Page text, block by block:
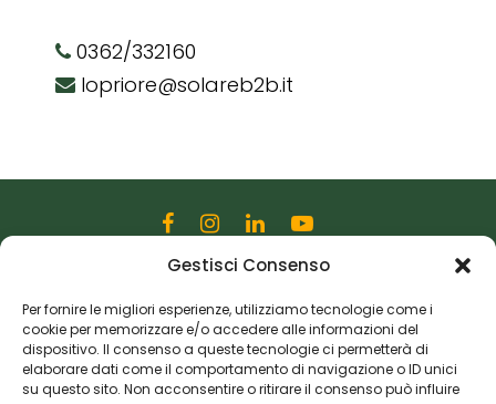
Gestisci Consenso
Per fornire le migliori esperienze, utilizziamo tecnologie come i
cookie per memorizzare e/o accedere alle informazioni del
dispositivo. Il consenso a queste tecnologie ci permetterà di
elaborare dati come il comportamento di navigazione o ID unici
su questo sito. Non acconsentire o ritirare il consenso può influire
0362/332160
lopriore@solareb2b.it
Via Martiri della Libertà, 28
20833 Giussano (MB)
P.I. 06982770965